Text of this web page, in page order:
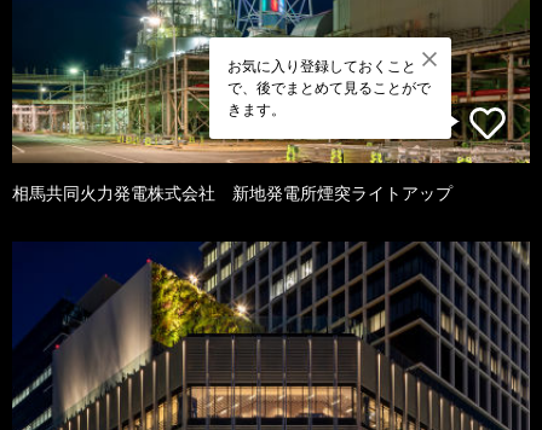
お気に入り登録しておくこと
で、後でまとめて見ることがで
きます。
相馬共同火力発電株式会社 新地発電所煙突ライトアップ